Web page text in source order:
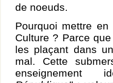
de noeuds.
Pourquoi mettre
Culture ? Parce
les plaçant dans
mal. Cette
enseignement